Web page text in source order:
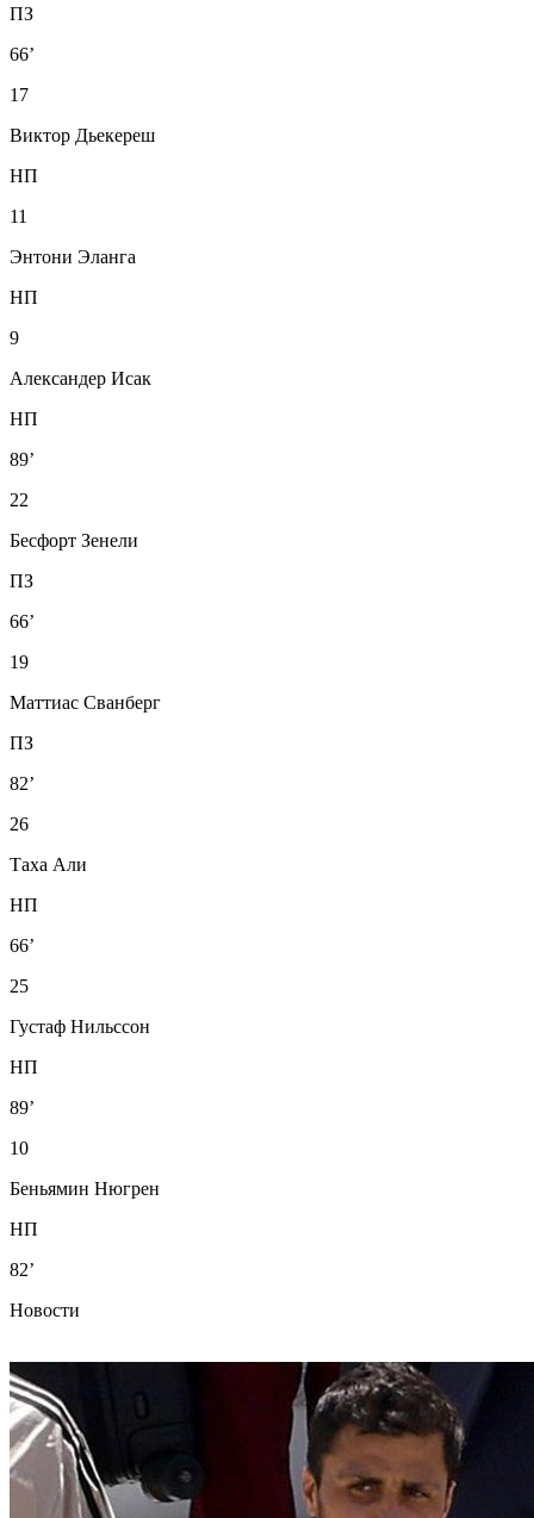
ПЗ
66’
17
Виктор Дьекереш
НП
11
Энтони Эланга
НП
9
Александер Исак
НП
89’
22
Бесфорт Зенели
ПЗ
66’
19
Маттиас Сванберг
ПЗ
82’
26
Таха Али
НП
66’
25
Густаф Нильссон
НП
89’
10
Беньямин Нюгрен
НП
82’
Новости